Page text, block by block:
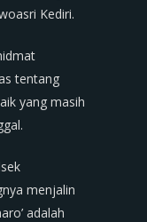
Kediri.
tentang
yang masih
menjalin
adalah